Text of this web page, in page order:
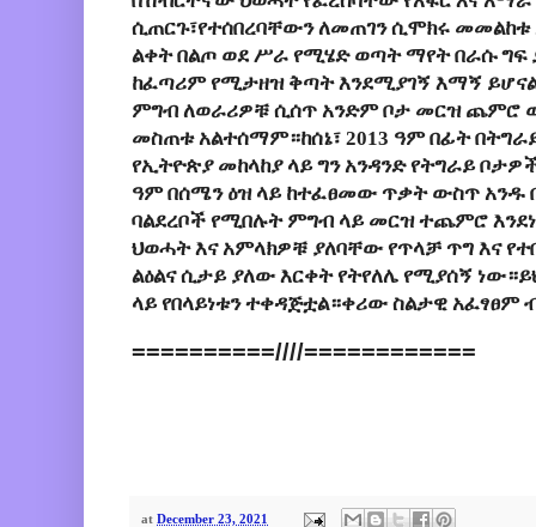
ሲጠርጉ፣የተሰበረባቸውን ለመጠገን ሲሞክሩ መመልከቱ
ልቀት በልጦ ወደ ሥራ የሚሄድ ወጣት ማየት በራሱ ግፍ
ከፈጣሪም የሚታዘዝ ቅጣት እንደሚያገኝ እማኝ
ምግብ ለወራሪዎቹ ሲሰጥ አንድም ቦታ መርዝ ጨምሮ
መስጠቱ አልተሰማም።ከሰኔ፣ 2013 ዓም በፊት
የኢትዮጵያ መከላከያ ላይ ግን አንዳንድ የትግራይ
ዓም በሰሜን ዕዝ ላይ ከተፈፀመው ጥቃት ውስጥ አንዱ
ባልደረቦች የሚበሉት ምግብ ላይ መርዝ ተጨምሮ
ህወሓት እና አምላክዎቹ ያለባቸው የጥላቻ ጥግ እና
ልዕልና ሲታይ ያለው እርቀት የትየለሌ የሚያሰኝ
ላይ የበላይነቱን ተቀዳጅቷል።ቀሪው ስልታዊ አፈፃፀም
==========////============
at December 23, 2021